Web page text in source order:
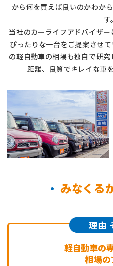
から何を買えば良いのかわか
す。
当社のカーライフアドバイザ
ぴったりな一台をご提案させて
の軽自動車の相場も独自で研究
距離、良質でキレイな車
みなくる
理由
軽自動車の
相場の